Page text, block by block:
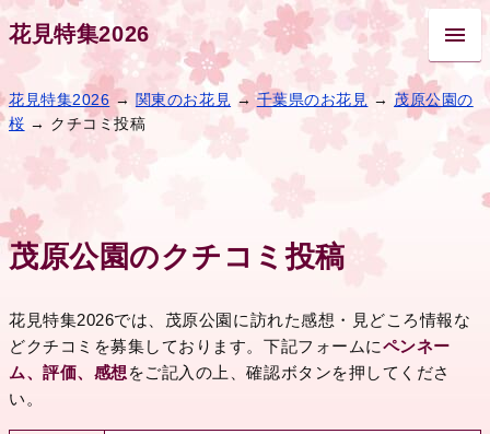
花見特集2026
花見特集2026 → 関東のお花見 →千葉県のお花見 → 茂原公園の
桜 → クチコミ投稿
茂原公園のクチコミ投稿
花見特集2026では、茂原公園に訪れた感想・見どころ情報な
どクチコミを募集しております。下記フォームにペンネー
ム、評価、感想 をご記入の上、確認ボタンを押してくださ
い。